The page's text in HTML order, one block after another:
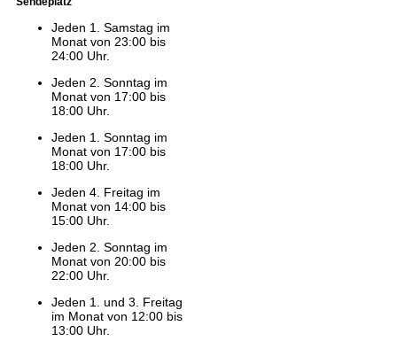
Jeden 1. Samstag im
Monat von 23:00 bis
24:00 Uhr.
Jeden 2. Sonntag im
Monat von 17:00 bis
18:00 Uhr.
Jeden 1. Sonntag im
Monat von 17:00 bis
18:00 Uhr.
Jeden 4. Freitag im
Monat von 14:00 bis
15:00 Uhr.
Jeden 2. Sonntag im
Monat von 20:00 bis
22:00 Uhr.
Jeden 1. und 3. Freitag
im Monat von 12:00 bis
13:00 Uhr.